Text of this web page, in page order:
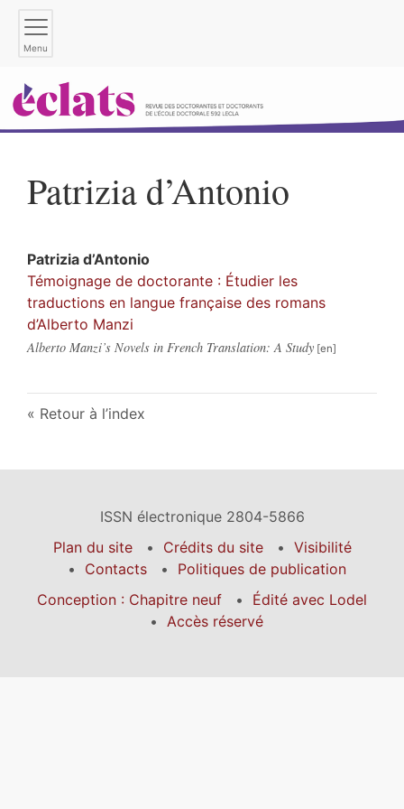
Menu
Patrizia d’Antonio
Patrizia d’Antonio
Témoignage de doctorante : Étudier les
traductions en langue française des romans
d’Alberto Manzi
Alberto Manzi’s Novels in French Translation: A Study
Retour à l’index
ISSN électronique 2804-5866
Plan du site
Crédits du site
Visibilité
Contacts
Politiques de publication
Conception : Chapitre neuf
Édité avec Lodel
Accès réservé